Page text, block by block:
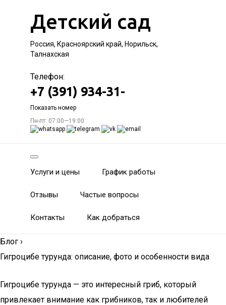
Детский сад
Россия, Красноярский край, Норильск,
Талнахская
Телефон:
+7 (391) 934-31-
Показать номер
Пн-пт: 07:00—19:00
Услуги и цены График работы
Отзывы Частые вопросы
Контакты Как добраться
Блог ›
Гигроцибе турунда: описание, фото и особенности вида
Гигроцибе турунда — это интересный гриб, который
привлекает внимание как грибников, так и любителей